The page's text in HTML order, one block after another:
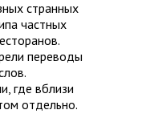
странных
частных
переводы
где вблизи
отдельно.